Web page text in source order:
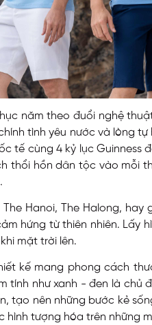
năm theo đuổi nghệ
tình yêu nước và lòng
tế cùng 4 kỷ lục
thổi hồn dân tộc vào mỗi
The Hanoi, The Halong,
hứng từ thiên nhiên. Lấy
mặt trời lên.
kế mang phong cách
tính như xanh - đen là chủ
tạo nên những bước kẻ
tượng hóa trên những